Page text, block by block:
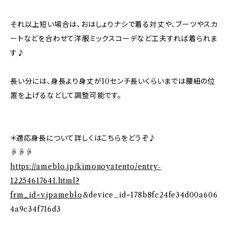
それ以上短い場合は、おはしょりナシで着る対丈や、ブーツやスカ
ートなどを合わせて洋服ミックスコーデなど工夫すれば着られま
す♪
長い分には、身長より身丈が10センチ長いくらいまでは腰紐の位
置を上げるなどして調整可能です。
＊適応身長について詳しくはこちらをどうぞ♪
☟☟☟
https://ameblo.jp/kimonoyatento/entry-
12254617641.html?
frm_id=v.jpameblo&device_id=178b8fc24fe34d00a606
4a9c34f716d3